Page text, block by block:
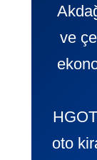
ve
oto